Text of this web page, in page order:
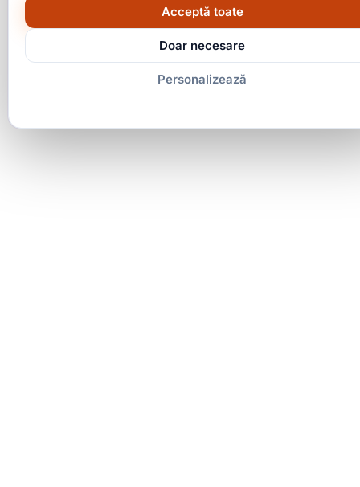
Acceptă toate
Doar necesare
Personalizează
Strict necesare